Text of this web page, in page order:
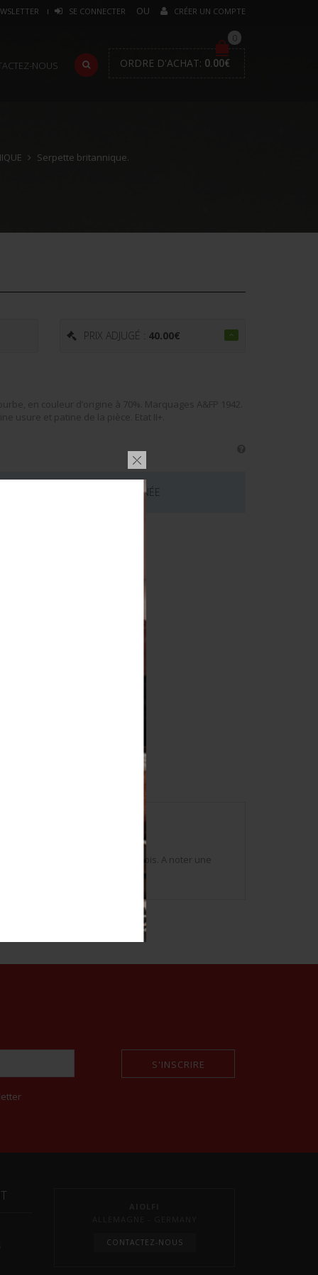
SE CONNECTER CRÉER UN COMPTE
NOUS
0
ORDRE D'ACHAT: 0.00€
Serpette britannique.
PRIX ADJUGÉ : 40.00€
en couleur d’origine à 70%. Marquages A&FP 1942.
usure et patine de la pièce. Etat II+.
LOT EST MAINTENANT TERMINÉE
A&FP 1942. Poignée en bois. A noter une
S'INSCRIRE
CONTACTEZ-NOUS